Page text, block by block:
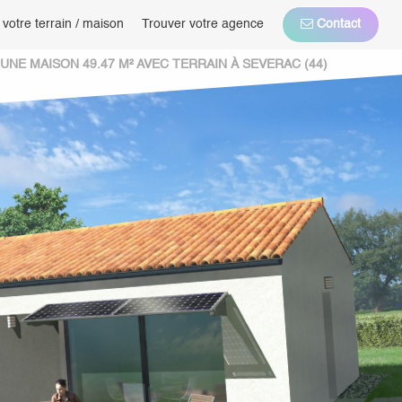
terrain / maison Trouver votre agence Contact
MAISON 49.47 M² AVEC TERRAIN À SEVERAC (44)